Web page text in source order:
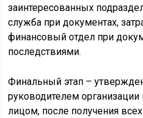
заинтересованных
служба при документах,
финансовый отдел при
последствиями.
Финальный этап –
руководителем
лицом, после получения